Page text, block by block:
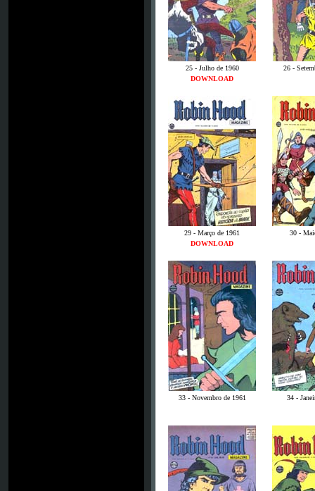
25 - Julho de 1960
26 -
DOWNLOAD
29 - Março de 1961
30 -
DOWNLOAD
33 - Novembro de 1961 34 -